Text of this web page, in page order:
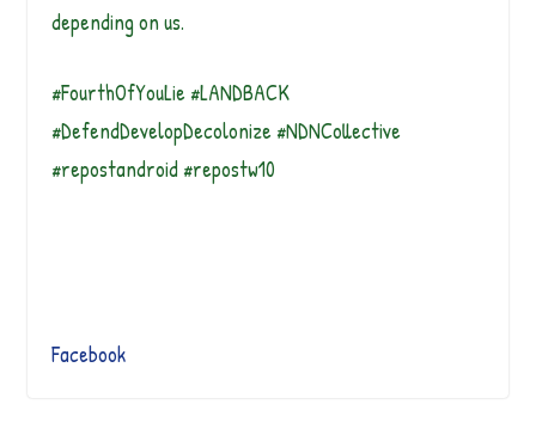
depending on us.
#FourthOfYouLie #LANDBACK
#DefendDevelopDecolonize #NDNCollective
#repostandroid #repostw10
Facebook
An
raial Compre de uma